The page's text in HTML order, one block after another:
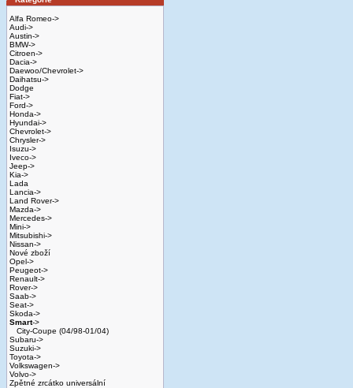
Alfa Romeo->
Audi->
Austin->
BMW->
Citroen->
Dacia->
Daewoo/Chevrolet->
Daihatsu->
Dodge
Fiat->
Ford->
Honda->
Hyundai->
Chevrolet->
Chrysler->
Isuzu->
Iveco->
Jeep->
Kia->
Lada
Lancia->
Land Rover->
Mazda->
Mercedes->
Mini->
Mitsubishi->
Nissan->
Nové zboží
Opel->
Peugeot->
Renault->
Rover->
Saab->
Seat->
Skoda->
Smart->
City-Coupe (04/98-01/04)
Subaru->
Suzuki->
Toyota->
Volkswagen->
Volvo->
Zpětné zrcátko universální